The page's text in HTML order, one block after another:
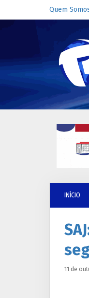
Quem
INÍCIO
11 de